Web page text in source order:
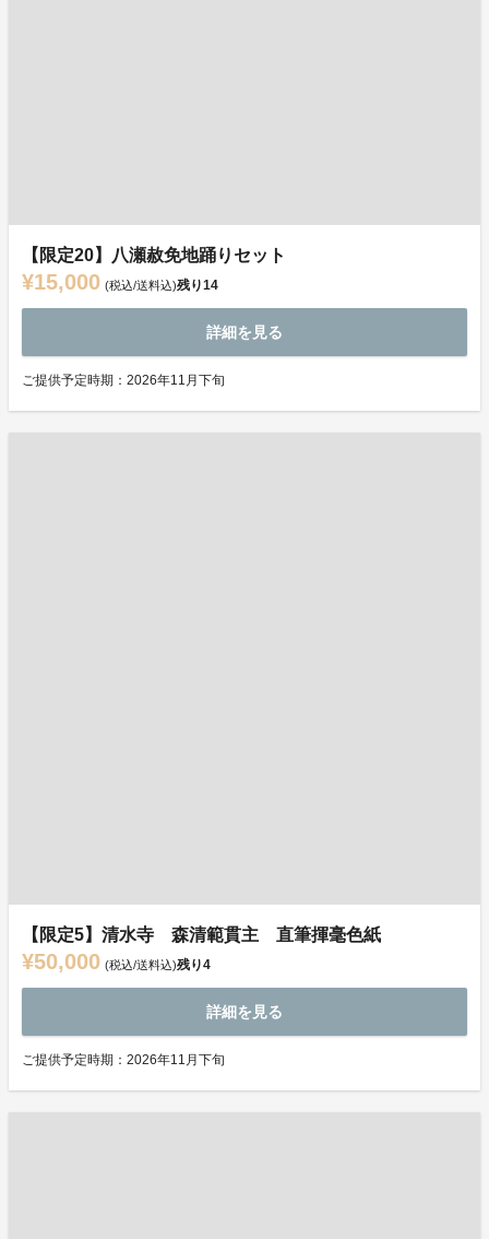
【限定20】八瀬赦免地踊りセット
¥15,000 (税込/送料込)残り14
詳細を見る
ご提供予定時期：2026年11月下旬
【限定5】清水寺 森清範貫主 直筆揮毫色紙
¥50,000 (税込/送料込)残り4
詳細を見る
ご提供予定時期：2026年11月下旬